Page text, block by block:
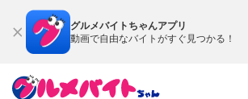
グルメバイトちゃんアプリ
動画で自由なバイトがすぐ見つかる！